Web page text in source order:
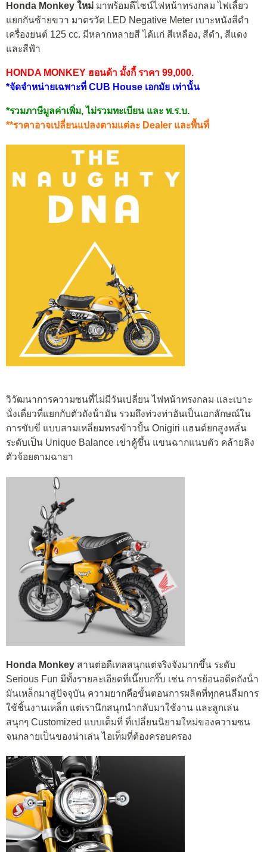
Honda Monkey ใหม่ มาพร้อมดีไซน์ไฟหน้าทรงกลม ไฟเลี้ยว
แยกกันซ้ายขวา มาตรวัด LED Negative Meter เบาะหนังสีดำ
เครื่องยนต์ 125 cc. มีหลากหลายสี ได้แก่ สีเหลือง, สีดำ, สีแดง
และสีฟ้า
HONDA MONKEY ฮอนด้า มั้งกี้ ราคา 99,000.
*จัดจำหน่ายเฉพาะที่ CUB House เอกมัย เท่านั้น
*รวมภาษีมูลค่าเพิ่ม, ไม่รวมทะเบียน และ พ.ร.บ.
**ราคาอาจเปลี่ยนแปลงตามแต่ละ Dealer และพื้นที่
วิวัฒนาการความซนที่ไม่มีวันเปลี่ยน ไฟหน้าทรงกลม และเบาะ
นั่งเดี่ยวที่แยกกับตัวถังน้ํามัน รวมถึงท่วงท่าอันเป็นเอกลักษณ์ใน
การขับขี่ แบบสามเหลี่ยมทรงข้าวปั้น Onigiri แฮนด์ยกสูงหลั่น
ระดับเป็น Unique Balance เข่าคู้ขึ้น แขนฉากแนบตัว คล้ายลิง
ตัวจ้อยตามฉายา
Honda Monkey สานต่อดีเทลสนุกแต่จริงจังมากขึ้น ระดับ
Serious Fun มีทั้งรายละเอียดที่เนี๊ยบกริ๊บ เช่น การย้อนอดีตถังน้ํา
มันเหล็กมาสู่ปัจจุบัน ความยากคือขั้นตอนการผลิตที่ทุกคนลืมการ
ใช้ชิ้นงานเหล็ก แต่เรานึกสนุกนํากลับมาใช้งาน และลูกเล่น
สนุกๆ Customized แบบเต็มที่ ที่เปลี่ยนนิยามใหม่ของความซน
จนกลายเป็นของน่าเล่น ไอเท็มที่ต้องครอบครอง